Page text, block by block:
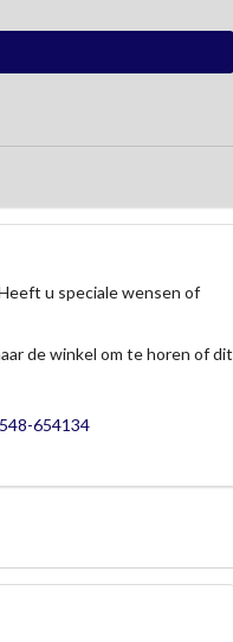
u speciale wensen of
de winkel om te horen of dit
654134